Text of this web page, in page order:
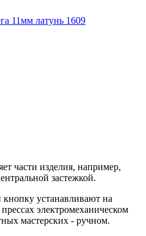
11мм латунь 1609
части изделия, например,
застежкой.
устанавливают на
электромеханическом
мастерских - ручном.